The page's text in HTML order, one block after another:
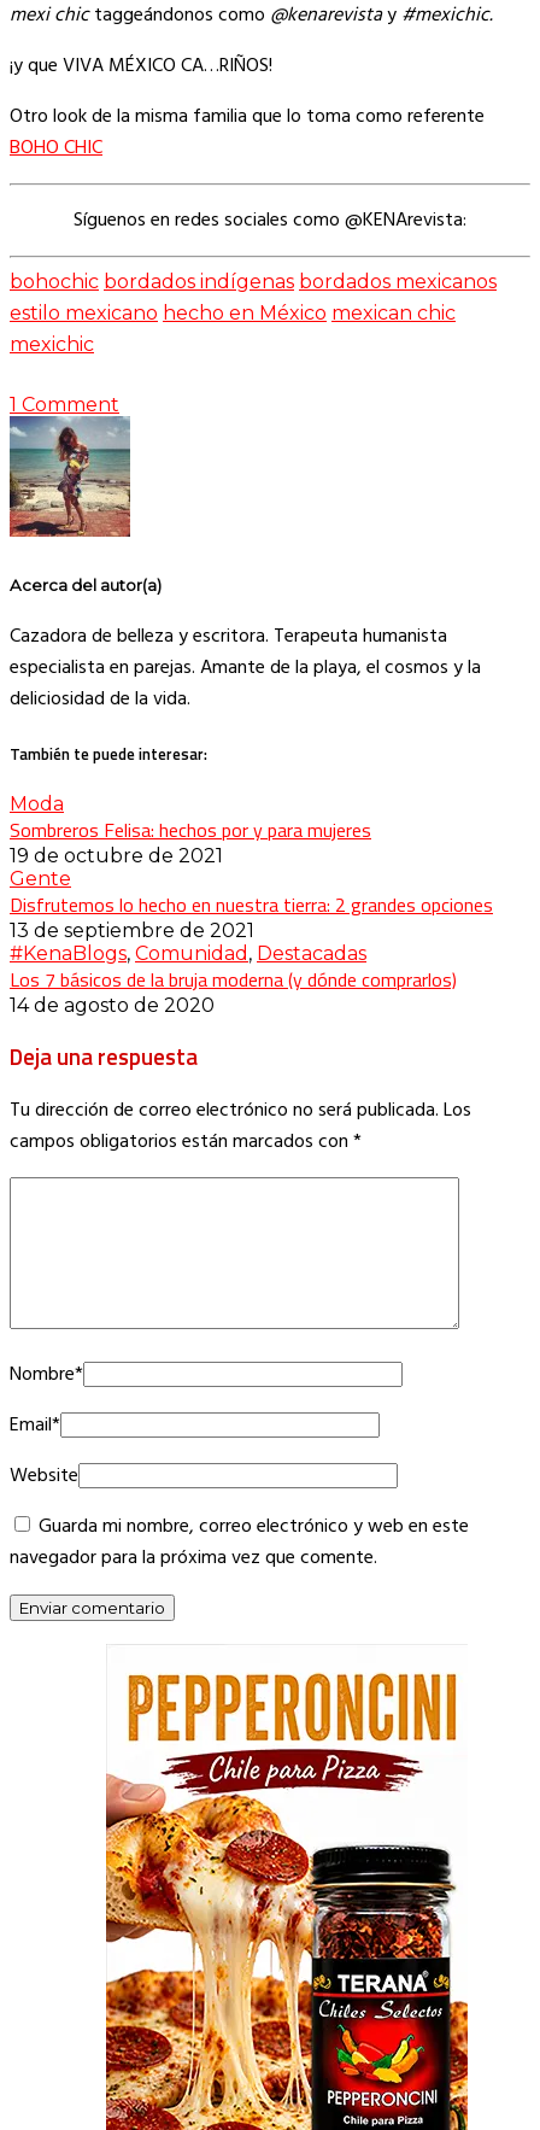
mexi chictaggeándonos como @kenarevistay#mexichic.
¡y que VIVA MÉXICO CA…RIÑOS!
Otro look de la misma familia que lo toma como referente
BOHO CHIC
Síguenos en redes sociales como @KENArevista:
bohochic bordados indígenas bordados mexicanos
estilo mexicano hecho en México mexican chic
mexichic
1 Comment
Acerca del autor(a)
Cazadora de belleza y escritora. Terapeuta humanista
especialista en parejas. Amante de la playa, el cosmos y la
deliciosidad de la vida.
También te puede interesar:
Moda
Sombreros Felisa: hechos por y para mujeres
19 de octubre de 2021
Gente
Disfrutemos lo hecho en nuestra tierra: 2 grandes opciones
13 de septiembre de 2021
#KenaBlogs, Comunidad , Destacadas
Los 7 básicos de la bruja moderna (y dónde comprarlos)
14 de agosto de 2020
Deja una respuesta
Tu dirección de correo electrónico no será publicada.Los
campos obligatorios están marcados con*
Nombre*
Email*
Website
Guarda mi nombre, correo electrónico y web en este
navegador para la próxima vez que comente.